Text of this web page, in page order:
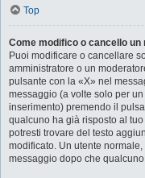
Top
Come modifico o cancello un
Puoi modificare o cancellare
amministratore o un
pulsante con la «X» nel
messaggio (a volte solo per
inserimento) premendo il
qualcuno ha già risposto al
potresti trovare del testo
modificato. Un utente
messaggio dopo che